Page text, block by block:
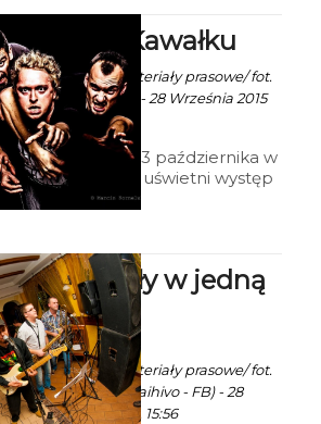
Chorzy w Kawałku
Robert Kuliński/ materiały prasowe/ fot.
gł. Marcin Korneluk - 28 Września 2015
godz. 10:06
Sobotni wieczór, 3 października w
Kawałku Podłogi uświetni występ
formacji Chorzy. Grupa
muzyki popularnej.
Trzy zespoły w jedną
noc
ekoszalin POLECA
Robert Kuliński/ materiały prasowe/ fot.
gł. Radz100 (arch. Paihivo - FB) - 28
Września 2015 godz. 15:56